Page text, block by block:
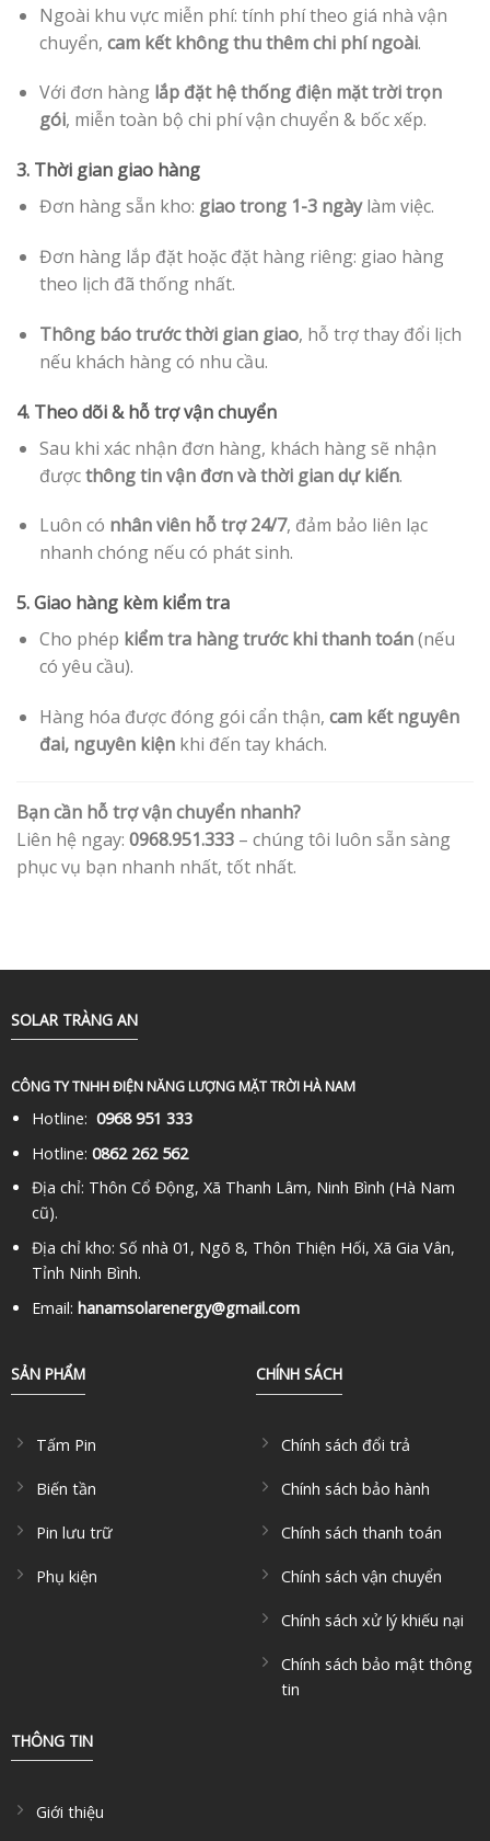
Ngoài khu vực miễn phí: tính phí theo giá nhà vận
chuyển, cam kết không thu thêm chi phí ngoài.
Với đơn hàng lắp đặt hệ thống điện mặt trời trọn
gói, miễn toàn bộ chi phí vận chuyển & bốc xếp.
3. Thời gian giao hàng
Đơn hàng sẵn kho: giao trong 1-3 ngàylàm việc.
Đơn hàng lắp đặt hoặc đặt hàng riêng: giao hàng
theo lịch đã thống nhất.
Thông báo trước thời gian giao, hỗ trợ thay đổi lịch
nếu khách hàng có nhu cầu.
4. Theo dõi & hỗ trợ vận chuyển
Sau khi xác nhận đơn hàng, khách hàng sẽ nhận
đượcthông tin vận đơn và thời gian dự kiến.
Luôn có nhân viên hỗ trợ 24/7, đảm bảo liên lạc
nhanh chóng nếu có phát sinh.
5. Giao hàng kèm kiểm tra
Cho phép kiểm tra hàng trước khi thanh toán(nếu
có yêu cầu).
Hàng hóa được đóng gói cẩn thận, cam kết nguyên
đai, nguyên kiệnkhi đến tay khách.
Bạn cần hỗ trợ vận chuyển nhanh?
Liên hệ ngay: 0968.951.333 – chúng tôi luôn sẵn sàng
phục vụ bạn nhanh nhất, tốt nhất.
SOLAR TRÀNG AN
CÔNG TY TNHH ĐIỆN NĂNG LƯỢNG MẶT TRỜI HÀ NAM
Hotline: 0968 951 333
Hotline: 0862 262 562
Địa chỉ: Thôn Cổ Động, Xã Thanh Lâm, Ninh Bình (Hà Nam
cũ).
Địa chỉ kho: Số nhà 01, Ngõ 8, Thôn Thiện Hối, Xã Gia Vân,
Tỉnh Ninh Bình.
Email: hanamsolarenergy@gmail.com
SẢN PHẨM
Tấm Pin
Biến tần
Pin lưu trữ
Phụ kiện
CHÍNH SÁCH
Chính sách đổi trả
Chính sách bảo hành
Chính sách thanh toán
Chính sách vận chuyển
Chính sách xử lý khiếu nại
Chính sách bảo mật thông
tin
THÔNG TIN
Giới thiệu